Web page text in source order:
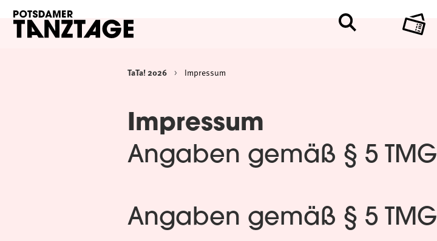
TaTa! 2026 Impressum
Impressum
Angaben gemäß § 5 TMG
Angaben gemäß § 5 TMG